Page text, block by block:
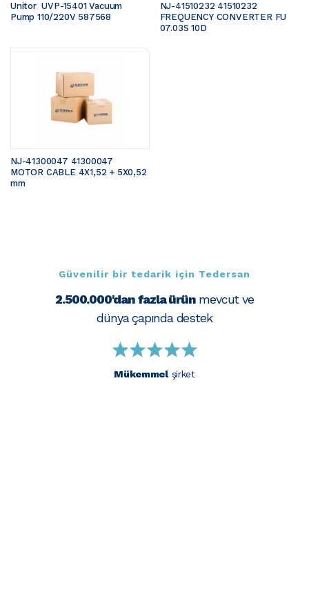
Unitor  UVP-15401 Vacuum
Pump 110/220V 587568
NJ-41510232 41510232
FREQUENCY CONVERTER FU
07.03S 10D
NJ-41300047 41300047
MOTOR CABLE 4X1,52 + 5X0,52
mm
Güvenilir bir tedarik için Tedersan
2.500.000'dan fazla ürünmevcut ve
dünya çapında destek
Mükemmelşirket